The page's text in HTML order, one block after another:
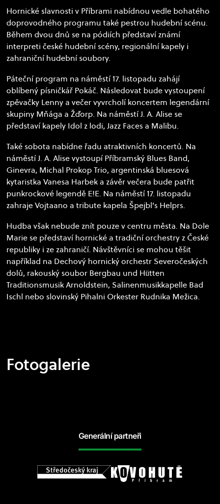
Hornické slavnosti v Příbrami nabídnou vedle bohatého
doprovodného programu také pestrou hudební scénu.
Během dvou dnů se na pódiích představí známí
interpreti české hudební scény, regionální kapely i
zahraniční hudební soubory.
Páteční program na náměstí 17. listopadu zahájí
oblíbený písničkář Pokáč. Následovat bude vystoupení
zpěvačky Lenny a večer vyvrcholí koncertem legendární
skupiny Mňága a Žďorp. Na náměstí J. A. Alise se
představí kapely Idol z lodi, Jazz Faces a Malibu.
Také sobota nabídne řadu atraktivních koncertů. Na
náměstí J. A. Alise vystoupí Příbramský Blues Band,
Ginevra, Michal Prokop Trio, argentinská bluesová
kytaristka Vanesa Harbek a závěr večera bude patřit
punkrockové legendě E!E. Na náměstí 17. listopadu
zahraje Vojtaano a tribute kapela Špejbl’s Helprs.
Hudba však nebude znít pouze v centru města. Na Dole
Marie se představí hornické a tradiční orchestry z České
republiky i ze zahraničí. Návštěvníci se mohou těšit
například na Dechový hornický orchestr Severočeských
dolů, rakouský soubor Bergbau und Hütten
Traditionsmusik Arnoldstein, Salinenmusikkapelle Bad
Ischl nebo slovinský Pihalni Orkester Rudnika Mežica.
Fotogalerie
Generální partneři